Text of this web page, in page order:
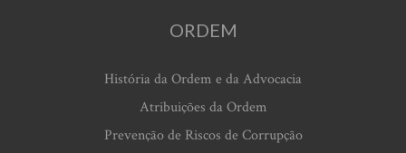
ORDEM
História da Ordem e da Advocacia
Atribuições da Ordem
Prevenção de Riscos de Corrupção